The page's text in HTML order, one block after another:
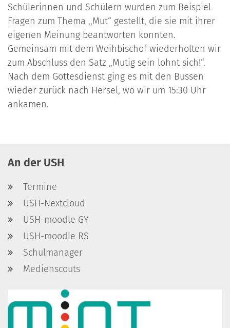
Schülerinnen und Schülern wurden zum Beispiel
Fragen zum Thema ,,Mut“ gestellt, die sie mit ihrer
eigenen Meinung beantworten konnten.
Gemeinsam mit dem Weihbischof wiederholten wir
zum Abschluss den Satz „Mutig sein lohnt sich!“.
Nach dem Gottesdienst ging es mit den Bussen
wieder zurück nach Hersel, wo wir um 15:30 Uhr
ankamen.
An der USH
Termine
USH-Nextcloud
USH-moodle GY
USH-moodle RS
Schulmanager
Medienscouts